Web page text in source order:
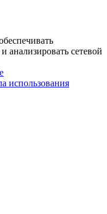
анализировать сетевой
использования